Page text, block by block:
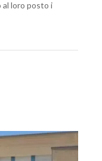
loro posto i